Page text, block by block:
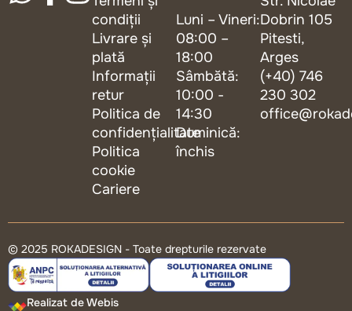
condiții
Livrare și
plată
Informații
retur
Politica de
confidențialitate
Politica
cookie
Cariere
Luni – Vineri:
08:00 –
18:00
Sâmbătă:
10:00 -
14:30
Duminică:
închis
Dobrin 105
Pitesti,
Arges
(+40) 746
230 302
© 2025 ROKADESIGN - Toate drepturile rezervate
Realizat de Webis